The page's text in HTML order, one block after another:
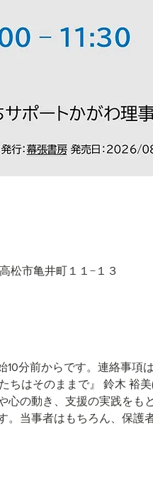
松市亀井町１１−１３
分前からです。連絡事項
ちはそのままで』 鈴木 裕美
心の動き、支援の実践をも
。当事者はもちろん、保護